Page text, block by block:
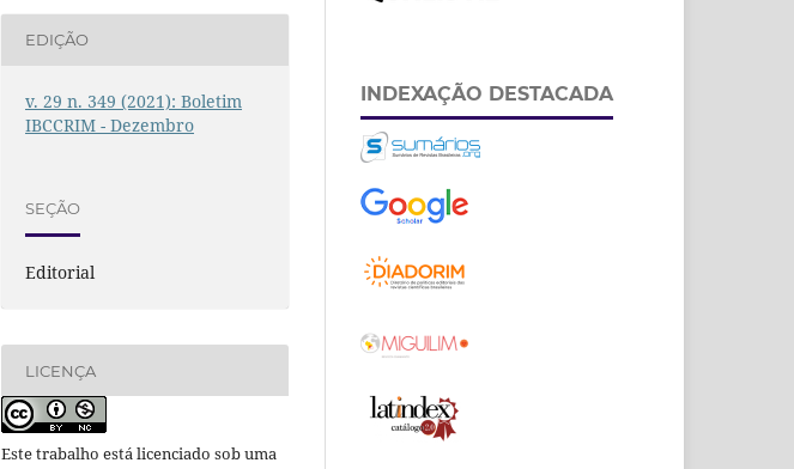
EDIÇÃO
v. 29 n. 349 (2021): Boletim
IBCCRIM - Dezembro
SEÇÃO
Editorial
LICENÇA
Este trabalho está licenciado sob uma
INDEXAÇÃO DESTACADA